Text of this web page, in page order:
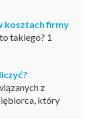
kosztach firmy
takiego? 1
z
który